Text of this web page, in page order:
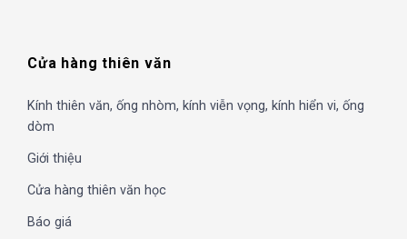
Cửa hàng thiên văn
Kính thiên văn, ống nhòm, kính viễn vọng, kính hiển vi, ống
dòm
Giới thiệu
Cửa hàng thiên văn học
Báo giá